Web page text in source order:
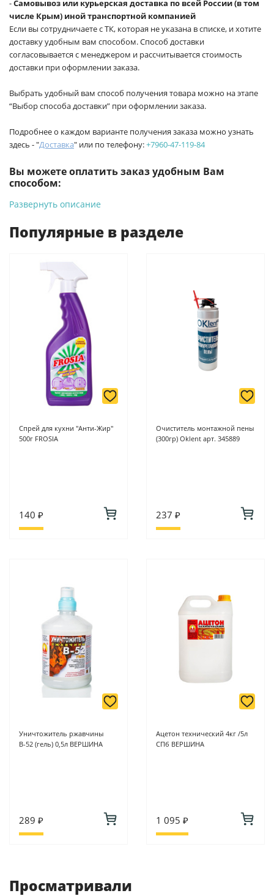
-Самовывоз или курьерская доставка по всей России (в том
числе Крым) иной транспортной компанией
Если вы сотрудничаете с ТК, которая не указана в списке, и хотите
доставку удобным вам способом. Способ доставки
согласовывается с менеджером и рассчитывается стоимость
доставки при оформлении заказа.
Выбрать удобный вам способ получения товара можно на этапе
“Выбор способа доставки” при оформлении заказа.
Подробнее о каждом варианте получения заказа можно узнать
здесь - "Доставка" или по телефону:+7960-47-119-84
Вы можете оплатить заказ удобным Вам
способом:
-Банковской картой на сайте ProffЭлектро. Данный вид
6/2 (база КПП)или по адресу ул. Новороссийская 161И.
Для юридических лиц: переводом на расчетный счет при
онлайн оплате заказа на сайте.
Подробнее о способах оплаты можно узнать здесь - "Оплата"
Развернуть описание
Популярные в разделе
Спрей для кухни "Анти-Жир"
500г FROSIA
140 ₽
Очиститель монтажной пены
(300гр) Oklent арт. 345889
237 ₽
Уничтожитель ржавчины
В-52 (гель) 0,5л ВЕРШИНА
289 ₽
Ацетон технический 4кг /5л
СПб ВЕРШИНА
1 095 ₽
Просматривали